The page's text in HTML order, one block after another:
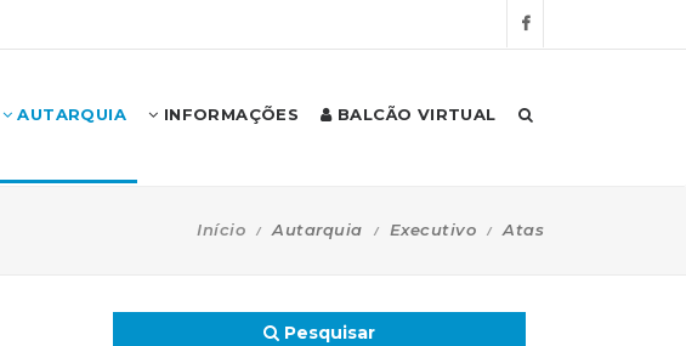
AUTARQUIA INFORMAÇÕES BALCÃO VIRTUAL
Início Autarquia Executivo Atas
Pesquisar